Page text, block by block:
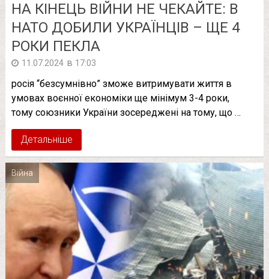
НА КІНЕЦЬ ВІЙНИ НЕ ЧЕКАЙТЕ: В
НАТО ДОБИЛИ УКРАЇНЦІВ – ЩЕ 4
РОКИ ПЕКЛА
11.07.2024 в 17:03
росія “безсумнівно” зможе витримувати життя в
умовах воєнної економіки ще мінімум 3-4 роки,
тому союзники України зосереджені на тому, що …
Детальніше
Війна